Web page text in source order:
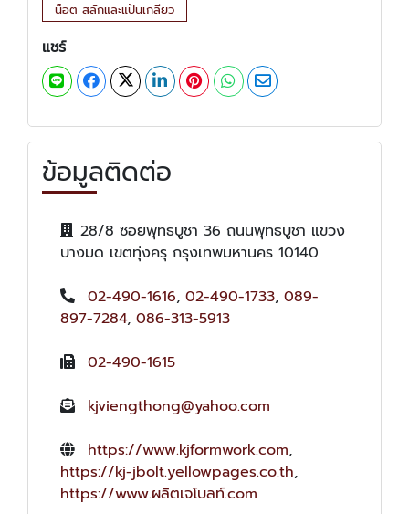
น็อต สลักและแป้นเกลียว
แชร์
ข้อมูลติดต่อ
28/8 ซอยพุทธบูชา 36 ถนนพุทธบูชา แขวง
บางมด เขตทุ่งครุ กรุงเทพมหานคร 10140
02-490-1616, 02-490-1733, 089-
897-7284, 086-313-5913
02-490-1615
kjviengthong@yahoo.com
https://www.kjformwork.com,
https://kj-jbolt.yellowpages.co.th,
https://www.ผลิตเจโบลท์.com